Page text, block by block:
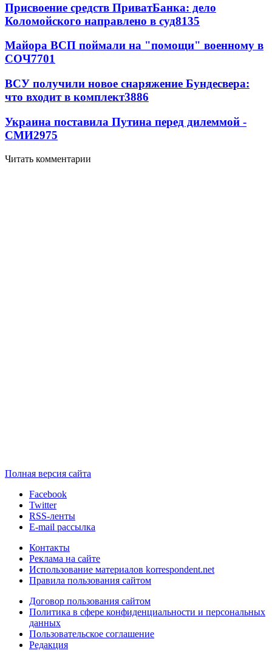
Присвоение средств ПриватБанка: дело
Коломойского направлено в суд8135
Майора ВСП поймали на "помощи" военному в
СОЧ7701
ВСУ получили новое снаряжение Бундесвера:
что входит в комплект3886
Украина поставила Путина перед дилеммой -
СМИ2975
Читать комментарии
Полная версия сайта
Facebook
Twitter
RSS-ленты
E-mail рассылка
Контакты
Реклама на сайте
Использование материалов korrespondent.net
Правила пользования сайтом
Договор пользования сайтом
Политика в сфере конфиденциальности и персональных
данных
Пользовательское соглашение
Редакция